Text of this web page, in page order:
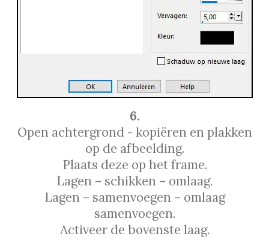
6.
Open achtergrond - kopiëren en plakken
op de afbeelding.
Plaats deze op het frame.
Lagen – schikken – omlaag.
Lagen – samenvoegen – omlaag
samenvoegen.
Activeer de bovenste laag.